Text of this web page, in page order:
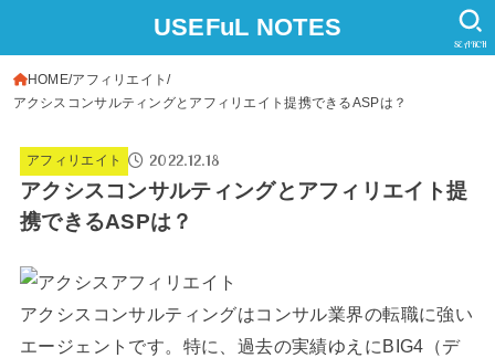
USEFuL NOTES
SEARCH
HOME アフィリエイト
アクシスコンサルティングとアフィリエイト提携できるASPは？
アフィリエイト 2022.12.18
アクシスコンサルティングとアフィリエイト提
携できるASPは？
アクシスコンサルティングはコンサル業界の転職に強い
エージェントです。特に、過去の実績ゆえにBIG4（デ